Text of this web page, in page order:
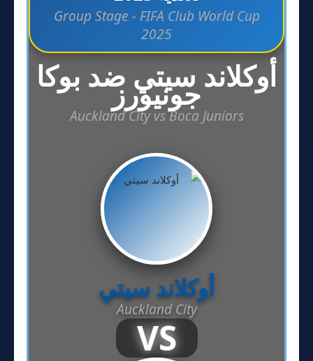
Group Stage - FIFA Club World Cup
2025
أوكلاند سيتي ضد بوكا
جونيورز
Auckland City vs Boca Juniors
أوكلاند سيتي
Auckland City
VS